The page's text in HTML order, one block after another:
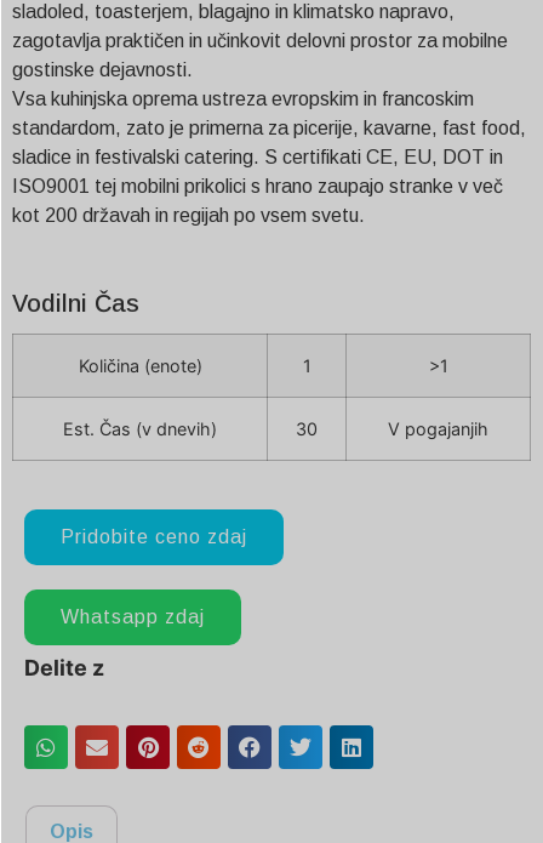
sladoled, toasterjem, blagajno in klimatsko napravo,
zagotavlja praktičen in učinkovit delovni prostor za mobilne
gostinske dejavnosti.
Vsa kuhinjska oprema ustreza evropskim in francoskim
standardom, zato je primerna za picerije, kavarne, fast food,
sladice in festivalski catering. S certifikati CE, EU, DOT in
ISO9001 tej mobilni prikolici s hrano zaupajo stranke v več
kot 200 državah in regijah po vsem svetu.
Vodilni Čas
Količina (enote) 1 >1
Est. Čas (v dnevih) 30 V pogajanjih
Pridobite ceno zdaj
Whatsapp zdaj
Delite z
Opis